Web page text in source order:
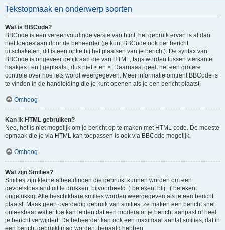
Tekstopmaak en onderwerp soorten
Wat is BBCode?
BBCode is een vereenvoudigde versie van html, het gebruik ervan is al dan
niet toegestaan door de beheerder (je kunt BBCode ook per bericht
uitschakelen, dit is een optie bij het plaatsen van je bericht). De syntax van
BBCode is ongeveer gelijk aan die van HTML, tags worden tussen vierkante
haakjes [ en ] geplaatst, dus niet < en >. Daarnaast geeft het een grotere
controle over hoe iets wordt weergegeven. Meer informatie omtrent BBCode is
te vinden in de handleiding die je kunt openen als je een bericht plaatst.
Omhoog
Kan ik HTML gebruiken?
Nee, het is niet mogelijk om je bericht op te maken met HTML code. De meeste
opmaak die je via HTML kan toepassen is ook via BBCode mogelijk.
Omhoog
Wat zijn Smilies?
Smilies zijn kleine afbeeldingen die gebruikt kunnen worden om een
gevoelstoestand uit te drukken, bijvoorbeeld :) betekent blij, :( betekent
ongelukkig. Alle beschikbare smilies worden weergegeven als je een bericht
plaatst. Maak geen overdadig gebruik van smilies, ze maken een bericht snel
onleesbaar wat er toe kan leiden dat een moderator je bericht aanpast of heel
je bericht verwijdert. De beheerder kan ook een maximaal aantal smilies, dat in
een bericht gebruikt mag worden, bepaald hebben.